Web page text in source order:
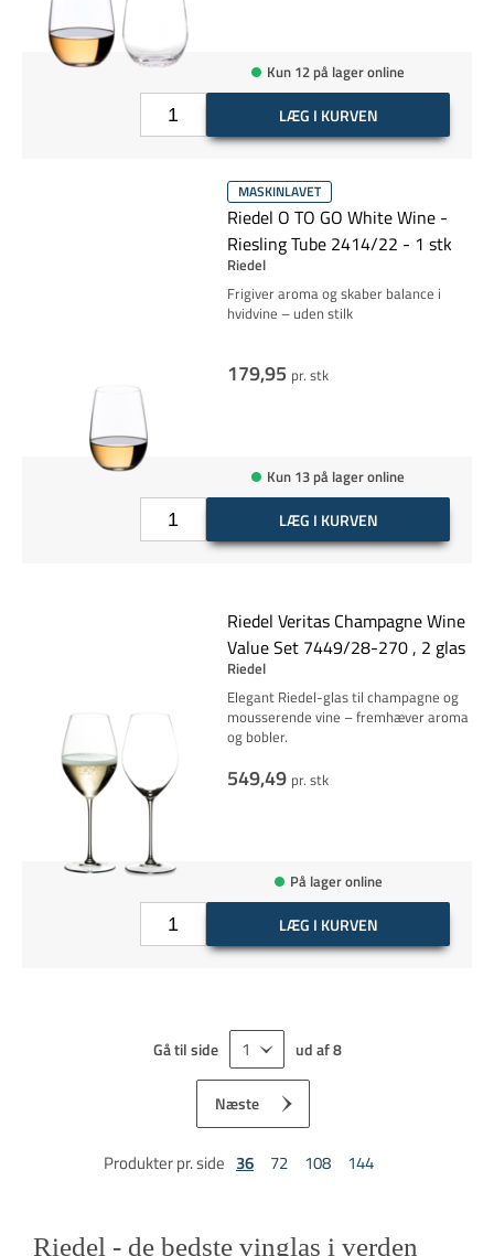
Kun 12 på lager online
LÆG I KURVEN
MASKINLAVET
Riedel O TO GO White Wine -
Riesling Tube 2414/22 - 1 stk
Riedel
Frigiver aroma og skaber balance i
hvidvine – uden stilk
179,95 pr. stk
Kun 13 på lager online
LÆG I KURVEN
Riedel Veritas Champagne Wine
Value Set 7449/28-270 , 2 glas
Riedel
Elegant Riedel-glas til champagne og
mousserende vine – fremhæver aroma
og bobler.
549,49 pr. stk
På lager online
LÆG I KURVEN
Gå til side ud af8
Næste
Produkter pr. side 36 72 108 144
Riedel - de bedste vinglas i verden